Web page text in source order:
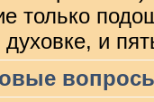
только
и